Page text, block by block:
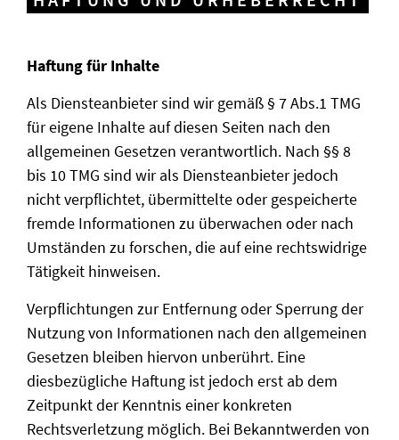
Haftung für Inhalte
Als Diensteanbieter sind wir gemäß § 7 Abs.1 TMG
für eigene Inhalte auf diesen Seiten nach den
allgemeinen Gesetzen verantwortlich. Nach §§ 8
bis 10 TMG sind wir als Diensteanbieter jedoch
nicht verpflichtet, übermittelte oder gespeicherte
fremde Informationen zu überwachen oder nach
Umständen zu forschen, die auf eine rechtswidrige
Tätigkeit hinweisen.
Verpflichtungen zur Entfernung oder Sperrung der
Nutzung von Informationen nach den allgemeinen
Gesetzen bleiben hiervon unberührt. Eine
diesbezügliche Haftung ist jedoch erst ab dem
Zeitpunkt der Kenntnis einer konkreten
Rechtsverletzung möglich. Bei Bekanntwerden von